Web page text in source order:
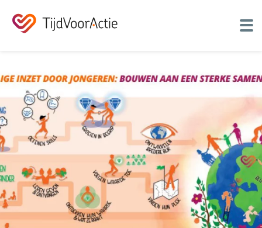
Jongeren activeren
Community
Programma's
Contact
Nieuwsbrief